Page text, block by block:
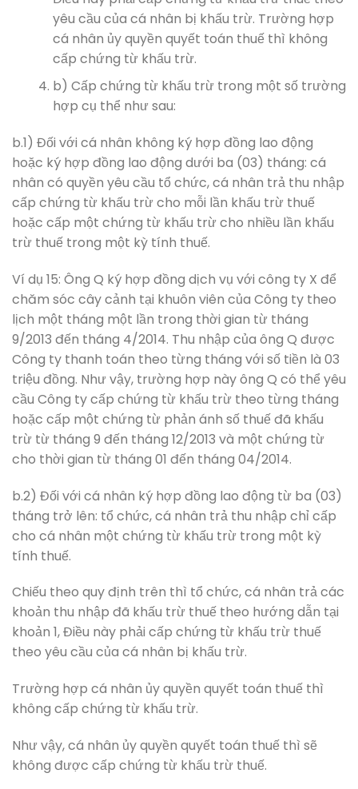
yêu cầu của cá nhân bị khấu trừ. Trường hợp
cá nhân ủy quyền quyết toán thuế thì không
cấp chứng từ khấu trừ.
b) Cấp chứng từ khấu trừ trong một số trường
hợp cụ thể như sau:
b.1) Đối với cá nhân không ký hợp đồng lao động
hoặc ký hợp đồng lao động dưới ba (03) tháng: cá
nhân có quyền yêu cầu tổ chức, cá nhân trả thu nhập
cấp chứng từ khấu trừ cho mỗi lần khấu trừ thuế
hoặc cấp một chứng từ khấu trừ cho nhiều lần khấu
trừ thuế trong một kỳ tính thuế.
Ví dụ 15: Ông Q ký hợp đồng dịch vụ với công ty X để
chăm sóc cây cảnh tại khuôn viên của Công ty theo
lịch một tháng một lần trong thời gian từ tháng
9/2013 đến tháng 4/2014. Thu nhập của ông Q được
Công ty thanh toán theo từng tháng với số tiền là 03
triệu đồng. Như vậy, trường hợp này ông Q có thể yêu
cầu Công ty cấp chứng từ khấu trừ theo từng tháng
hoặc cấp một chứng từ phản ánh số thuế đã khấu
trừ từ tháng 9 đến tháng 12/2013 và một chứng từ
cho thời gian từ tháng 01 đến tháng 04/2014.
b.2) Đối với cá nhân ký hợp đồng lao động từ ba (03)
tháng trở lên: tổ chức, cá nhân trả thu nhập chỉ cấp
cho cá nhân một chứng từ khấu trừ trong một kỳ
tính thuế.
Chiếu theo quy định trên thì tổ chức, cá nhân trả các
khoản thu nhập đã khấu trừ thuế theo hướng dẫn tại
khoản 1, Điều này phải cấp chứng từ khấu trừ thuế
theo yêu cầu của cá nhân bị khấu trừ.
Trường hợp cá nhân ủy quyền quyết toán thuế thì
không cấp chứng từ khấu trừ.
Như vậy, cá nhân ủy quyền quyết toán thuế thì sẽ
không được cấp chứng từ khấu trừ thuế.